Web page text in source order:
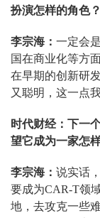
扮演怎样的角色？
李宗海： 一定会
国在商业化等方
在早期的创新研
又聪明，这一点
时代财经：下一
望它成为一家怎
李宗海： 说实话
要成为CAR-T领
地，去攻克一些